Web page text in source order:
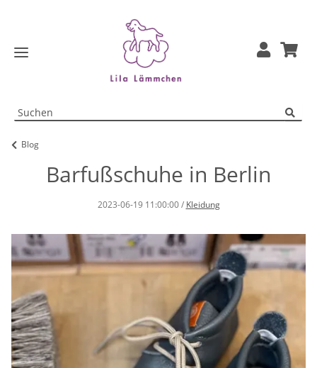
Blog
Barfußschuhe in Berlin
2023-06-19 11:00:00 / Kleidung